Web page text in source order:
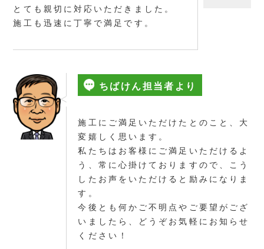
とても親切に対応いただきました。
施工も迅速に丁寧で満足です。
ちばけん担当者より
施工にご満足いただけたとのこと、大
変嬉しく思います。
私たちはお客様にご満足いただけるよ
う、常に心掛けておりますので、こう
したお声をいただけると励みになりま
す。
今後とも何かご不明点やご要望がござ
いましたら、どうぞお気軽にお知らせ
ください！